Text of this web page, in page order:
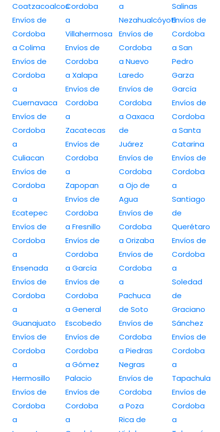
Coatzacoalcos
Envíos de
Cordoba
a Colima
Envíos de
Cordoba
a
Cuernavaca
Envíos de
Cordoba
a
Culiacan
Envíos de
Cordoba
a
Ecatepec
Envíos de
Cordoba
a
Ensenada
Envíos de
Cordoba
a
Guanajuato
Envíos de
Cordoba
a
Hermosillo
Envíos de
Cordoba
a
Cordoba
a
Villahermosa
Envíos de
Cordoba
a Xalapa
Envíos de
Cordoba
a
Zacatecas
Envíos de
Cordoba
a
Zapopan
Envíos de
Cordoba
a Fresnillo
Envíos de
Cordoba
a García
Envíos de
Cordoba
a General
Escobedo
Envíos de
Cordoba
a Gómez
Palacio
Envíos de
Cordoba
a
a
Nezahualcóyotl
Envíos de
Cordoba
a Nuevo
Laredo
Envíos de
Cordoba
a Oaxaca
de
Juárez
Envíos de
Cordoba
a Ojo de
Agua
Envíos de
Cordoba
a Orizaba
Envíos de
Cordoba
a
Pachuca
de Soto
Envíos de
Cordoba
a Piedras
Negras
Envíos de
Cordoba
a Poza
Rica de
Salinas
Envíos de
Cordoba
a San
Pedro
Garza
García
Envíos de
Cordoba
a Santa
Catarina
Envíos de
Cordoba
a
Santiago
de
Querétaro
Envíos de
Cordoba
a
Soledad
de
Graciano
Sánchez
Envíos de
Cordoba
a
Tapachula
Envíos de
Cordoba
a